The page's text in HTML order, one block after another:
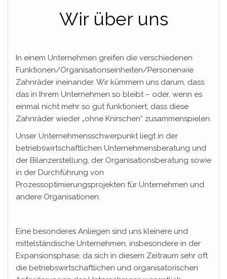
Wir über uns
In einem Unternehmen greifen die verschiedenen
Funktionen/Organisationseinheiten/Personenwie
Zahnräder ineinander. Wir kümmern uns darum, dass
das in Ihrem Unternehmen so bleibt – oder, wenn es
einmal nicht mehr so gut funktioniert, dass diese
Zahnräder wieder „ohne Knirschen“ zusammenspielen.
Unser Unternehmensschwerpunkt liegt in der
betriebswirtschaftlichen Unternehmensberatung und
der Bilanzerstellung, der Organisationsberatung sowie
in der Durchführung von
Prozessoptimierungsprojekten für Unternehmen und
andere Organisationen.
Eine besonderes Anliegen sind uns kleinere und
mittelständische Unternehmen, insbesondere in der
Expansionsphase, da sich in diesem Zeitraum sehr oft
die betriebswirtschaftlichen und organisatorischen